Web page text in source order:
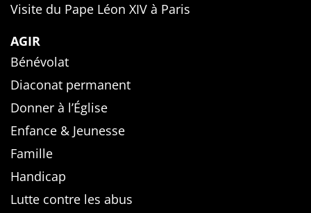
Visite du Pape Léon XIV à Paris
AGIR
Bénévolat
Diaconat permanent
Donner à l’Église
Enfance & Jeunesse
Famille
Handicap
Lutte contre les abus